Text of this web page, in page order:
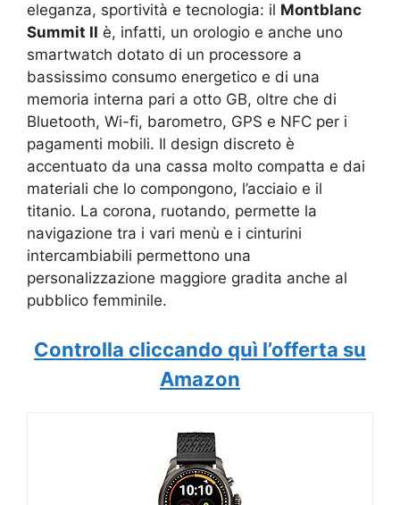
eleganza, sportività e tecnologia: il Montblanc
Summit II è, infatti, un orologio e anche uno
smartwatch dotato di un processore a
bassissimo consumo energetico e di una
memoria interna pari a otto GB, oltre che di
Bluetooth, Wi-fi, barometro, GPS e NFC per i
pagamenti mobili. Il design discreto è
accentuato da una cassa molto compatta e dai
materiali che lo compongono, l’acciaio e il
titanio. La corona, ruotando, permette la
navigazione tra i vari menù e i cinturini
intercambiabili permettono una
personalizzazione maggiore gradita anche al
pubblico femminile.
Controlla cliccando quì l’offerta su
Amazon